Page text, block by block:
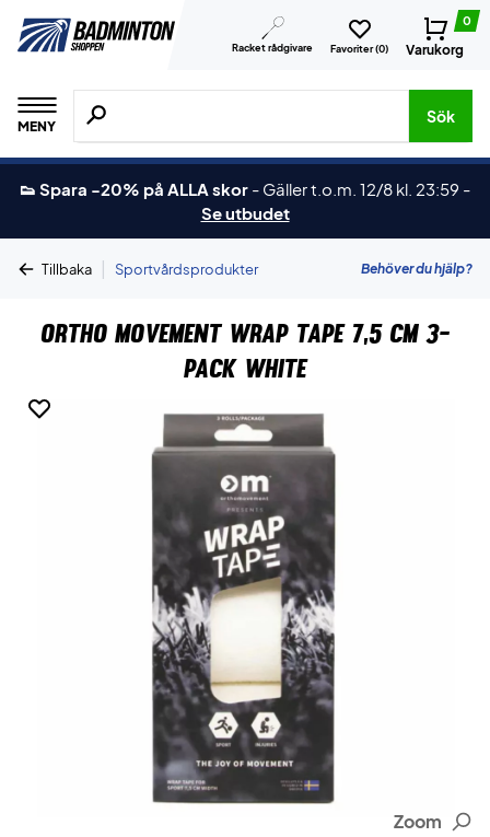
Racket rådgivare Favoriter (0)
0
Varukorg
MENY
Sök efter produkter, märken osv.
Sök
👟 Spara -20% på ALLA skor - Gäller t.o.m. 12/8 kl. 23:59 -
Se utbudet
Tillbaka | Sportvårdsprodukter Behöver du hjälp?
Ortho Movement Wrap Tape 7,5 cm 3-
Pack White
Zoom